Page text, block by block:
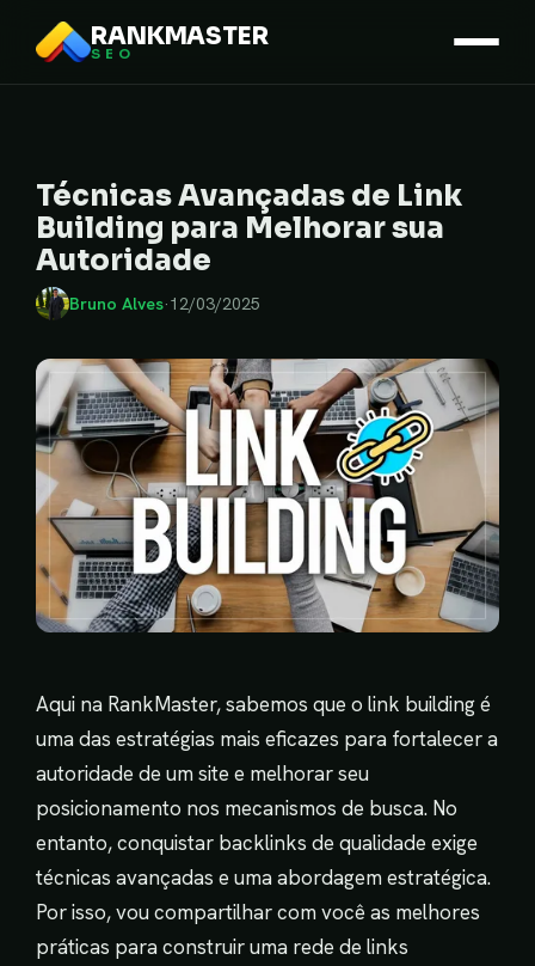
RANKMASTER
SEO
Técnicas Avançadas de Link
Building para Melhorar sua
Autoridade
Bruno Alves·12/03/2025
Aqui na RankMaster, sabemos que o link building é
uma das estratégias mais eficazes para fortalecer a
autoridade de um site e melhorar seu
posicionamento nos mecanismos de busca. No
entanto, conquistar backlinks de qualidade exige
técnicas avançadas e uma abordagem estratégica.
Por isso, vou compartilhar com você as melhores
práticas para construir uma rede de links